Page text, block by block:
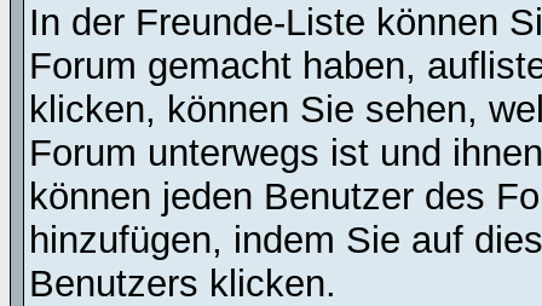
In der Freunde-Liste können
Forum gemacht haben,
klicken, können Sie sehen,
Forum unterwegs ist und
können jeden Benutzer des
hinzufügen, indem Sie auf
Benutzers klicken.